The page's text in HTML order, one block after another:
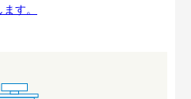
す。